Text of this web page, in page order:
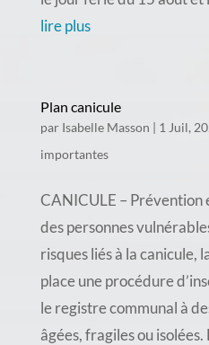
lire plus
Plan canicule
par Isabelle Masson | 1 Juil,
importantes
CANICULE – Prévention
des personnes
risques liés à la canicule,
place une procédure
le registre communal à
âgées, fragiles ou isolées.